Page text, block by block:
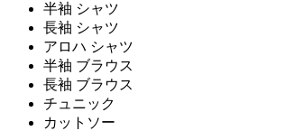
半袖 シャツ
長袖 シャツ
アロハ シャツ
半袖 ブラウス
長袖 ブラウス
チュニック
カットソー